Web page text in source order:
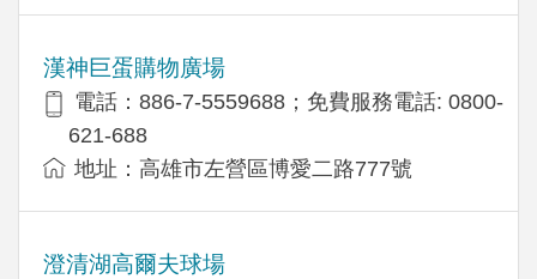
漢神巨蛋購物廣場
電話：886-7-5559688；免費服務電話: 0800-
621-688
地址：高雄市左營區博愛二路777號
澄清湖高爾夫球場